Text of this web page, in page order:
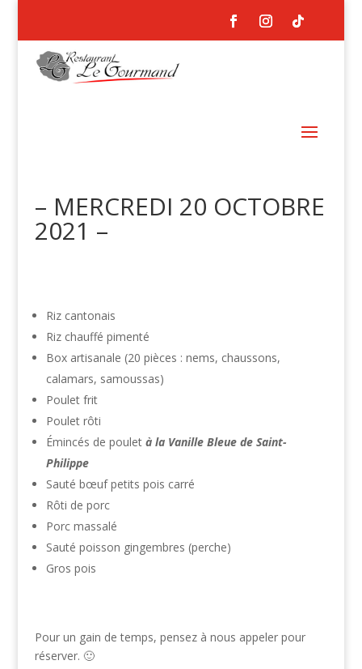
– MERCREDI 20 OCTOBRE
2021 –
Riz cantonais
Riz chauffé pimenté
Box artisanale (20 pièces : nems, chaussons,
calamars, samoussas)
Poulet frit
Poulet rôti
Émincés de poulet à la Vanille Bleue de Saint-
Philippe
Sauté bœuf petits pois carré
Rôti de porc
Porc massalé
Sauté poisson gingembres (perche)
Gros pois
Pour un gain de temps, pensez à nous appeler pour
réserver. 🙂